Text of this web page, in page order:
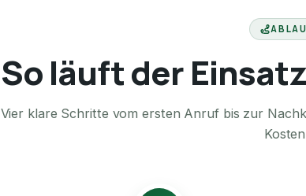
So läuft der
Vier klare Schritte vom ersten Anruf bis zur